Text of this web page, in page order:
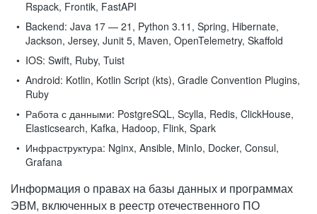
Rspack, Frontik, FastAPI
Backend: Java 17 — 21, Python 3.11, Spring, Hibernate,
Jackson, Jersey, Junit 5, Maven, OpenTelemetry, Skaffold
IOS: Swift, Ruby, Tuist
Android: Kotlin, Kotlin Script (kts), Gradle Convention Plugins,
Ruby
Работа с данными: PostgreSQL, Scylla, Redis, ClickHouse,
Elasticsearch, Kafka, Hadoop, Flink, Spark
Инфраструктура: Nginx, Ansible, MinIo, Docker, Consul,
Grafana
Информация о правах на базы данных и программах
ЭВМ, включенных в реестр отечественного ПО